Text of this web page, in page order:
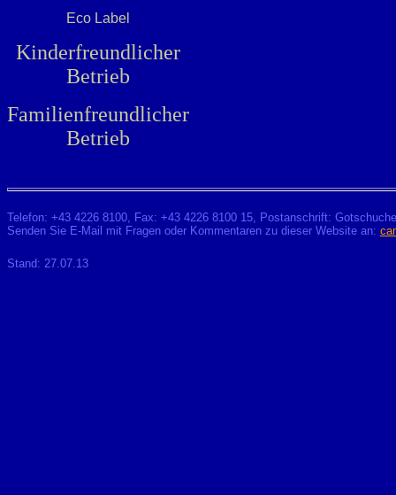
Eco Label
Kinderfreundlicher
Betrieb
Familienfreundlicher
Betrieb
Telefon: +43 4226 8100, Fax: +43 4226 8100 15, Postanschrift:
Senden Sie E-Mail mit Fragen oder Kommentaren zu dieser Website an:
Stand: 27.07.13